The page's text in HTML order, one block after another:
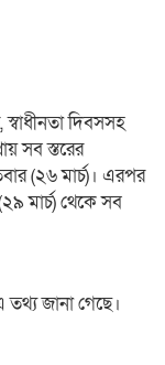
দিবসসহ
সব স্তরের
(২৬ মার্চ)। এরপর
মার্চ) থেকে সব
তথ্য জানা গেছে।